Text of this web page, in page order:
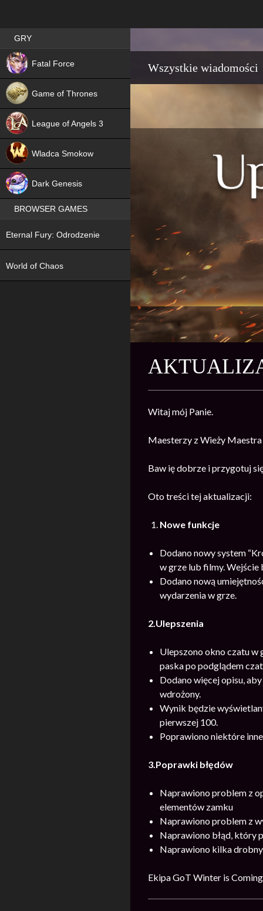
Wszystkie wiadomości
Witaj mój Panie.
Maesterzy z Wieży
Baw ię dobrze i przygotuj
Oto treści tej aktualizacji:
Nowe funkcje
Dodano nowy system
w grze lub filmy.
Dodano nową
wydarzenia w grze.
2.Ulepszenia
Ulepszono okno czatu w
paska po podglądem
Dodano więcej opisu,
wdrożony.
Wynik będzie
pierwszej 100.
Poprawiono niektóre
3.Poprawki błędów
Naprawiono problem z
elementów zamku
Naprawiono problem z
Naprawiono błąd, który
Naprawiono kilka
Ekipa GoT Winter is Coming
Best RPG games in Poland
GRY
Fatal Force
NEW
Game of Thrones
League of Angels 3
Wladca Smokow
Dark Genesis
BROWSER GAMES
Eternal Fury: Odrodzenie
World of Chaos